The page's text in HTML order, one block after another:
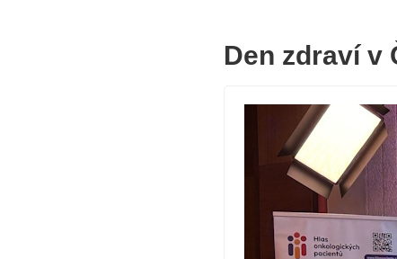
Den zdraví v